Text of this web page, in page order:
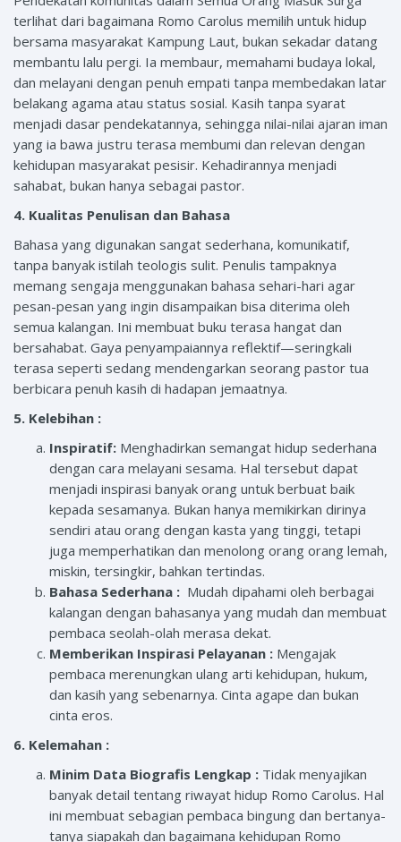
terlihat dari bagaimana Romo Carolus memilih untuk hidup
bersama masyarakat Kampung Laut, bukan sekadar datang
membantu lalu pergi. Ia membaur, memahami budaya lokal,
dan melayani dengan penuh empati tanpa membedakan latar
belakang agama atau status sosial. Kasih tanpa syarat
menjadi dasar pendekatannya, sehingga nilai-nilai ajaran iman
yang ia bawa justru terasa membumi dan relevan dengan
kehidupan masyarakat pesisir. Kehadirannya menjadi
sahabat, bukan hanya sebagai pastor.
4. Kualitas Penulisan dan Bahasa
Bahasa yang digunakan sangat sederhana, komunikatif,
tanpa banyak istilah teologis sulit. Penulis tampaknya
memang sengaja menggunakan bahasa sehari-hari agar
pesan-pesan yang ingin disampaikan bisa diterima oleh
semua kalangan. Ini membuat buku terasa hangat dan
bersahabat. Gaya penyampaiannya reflektif—seringkali
terasa seperti sedang mendengarkan seorang pastor tua
berbicara penuh kasih di hadapan jemaatnya.
5. Kelebihan :
Inspiratif: Menghadirkan semangat hidup sederhana
dengan cara melayani sesama. Hal tersebut dapat
menjadi inspirasi banyak orang untuk berbuat baik
kepada sesamanya. Bukan hanya memikirkan dirinya
sendiri atau orang dengan kasta yang tinggi, tetapi
juga memperhatikan dan menolong orang orang lemah,
miskin, tersingkir, bahkan tertindas.
Bahasa Sederhana : Mudah dipahami oleh berbagai
kalangan dengan bahasanya yang mudah dan membuat
pembaca seolah-olah merasa dekat.
Memberikan Inspirasi Pelayanan : Mengajak
pembaca merenungkan ulang arti kehidupan, hukum,
dan kasih yang sebenarnya. Cinta agape dan bukan
cinta eros.
6. Kelemahan :
Minim Data Biografis Lengkap : Tidak menyajikan
banyak detail tentang riwayat hidup Romo Carolus. Hal
ini membuat sebagian pembaca bingung dan bertanya-
tanya siapakah dan bagaimana kehidupan Romo